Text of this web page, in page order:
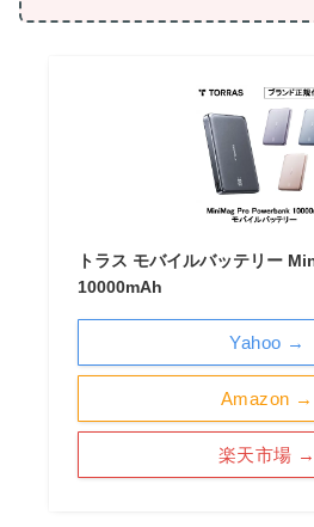
トラス モバイルバッテリー
10000mAh
Amazon →
楽天市場 →
Yahoo →